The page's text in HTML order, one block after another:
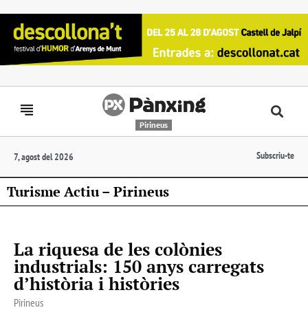
Pirineus
7, agost del 2026 Subscriu-te
Turisme Actiu – Pirineus
La riquesa de les colònies
industrials: 150 anys carregats
d’història i històries
Pirineus